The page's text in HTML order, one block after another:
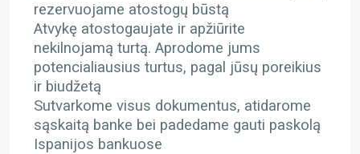
rezervuojame atostogų būstą
Atvykę atostogaujate ir apžiūrite
nekilnojamą turtą. Aprodome jums
potencialiausius turtus, pagal jūsų poreikius
ir biudžetą
Sutvarkome visus dokumentus, atidarome
sąskaitą banke bei padedame gauti paskolą
Ispanijos bankuose